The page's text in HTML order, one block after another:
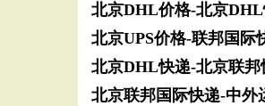
北京DHL价格-北京
北京UPS价格-联邦国际
北京DHL快递-北京联
北京联邦国际快递-中外